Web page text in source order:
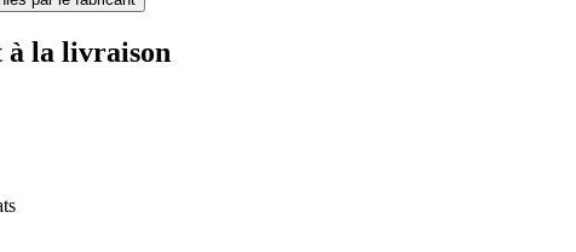
à la livraison